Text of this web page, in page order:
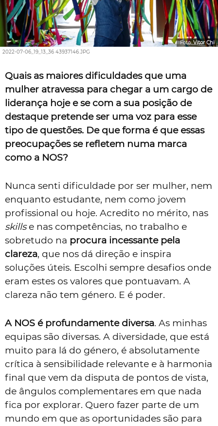
2022-07-06_19_13_36 43937146.JPG
Foto:Vitor Chi
Quais as maiores dificuldades que uma
mulher atravessa para chegar a um cargo de
liderança hoje e se com a sua posição de
destaque pretende ser uma voz para esse
tipo de questões. De que forma é que essas
preocupações se refletem numa marca
como a NOS?
Nunca senti dificuldade por ser mulher, nem
enquanto estudante, nem como jovem
profissional ou hoje. Acredito no mérito, nas
skillse nas competências, no trabalho e
sobretudo na procura incessante pela
clareza, que nos dá direção e inspira
soluções úteis. Escolhi sempre desafios onde
eram estes os valores que pontuavam. A
clareza não tem género. E é poder.
A NOS é profundamente diversa. As minhas
equipas são diversas. A diversidade, que está
muito para lá do género, é absolutamente
crítica à sensibilidade relevante e à harmonia
final que vem da disputa de pontos de vista,
de ângulos complementares em que nada
fica por explorar. Quero fazer parte de um
mundo em que as oportunidades são para